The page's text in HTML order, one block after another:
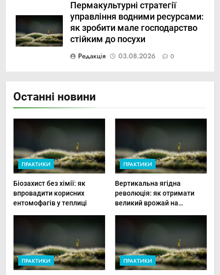
Пермакультурні стратегії
управління водними ресурсами:
як зробити мале господарство
стійким до посухи
Редакція
03.08.2026 0
Останні новини
ПРАКТИКИ
Біозахист без хімії: як
впровадити корисних
ентомофагів у теплиці
ПРАКТИКИ
Вертикальна ягідна
революція: як отримати
великий врожай на
ПРАКТИКИ ПРАКТИКИ